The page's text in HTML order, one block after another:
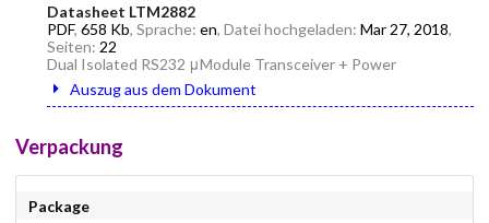
Datasheet LTM2882
PDF, 658 Kb, Sprache: en, Datei hochgeladen: Mar 27, 2018,
Seiten: 22
Dual Isolated RS232 μModule Transceiver + Power
Auszug aus dem Dokument
Verpackung
Package